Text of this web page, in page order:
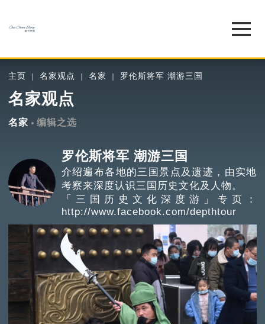
主页 名家观点 名家 罗伦斯将军 潮游三国
名家观点
名家 编辑之选
罗伦斯将军 潮游三国
介绍遍布各地的三国景点及遗迹，由实地
考察来深度认识三国历史文化及人物。
「三国历史文化深度游」专页：
http://www.facebook.com/depthtour